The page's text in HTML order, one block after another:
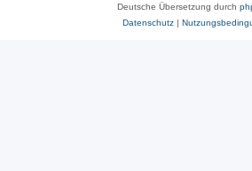
Deutsche Übersetzung durch
Datenschutz|